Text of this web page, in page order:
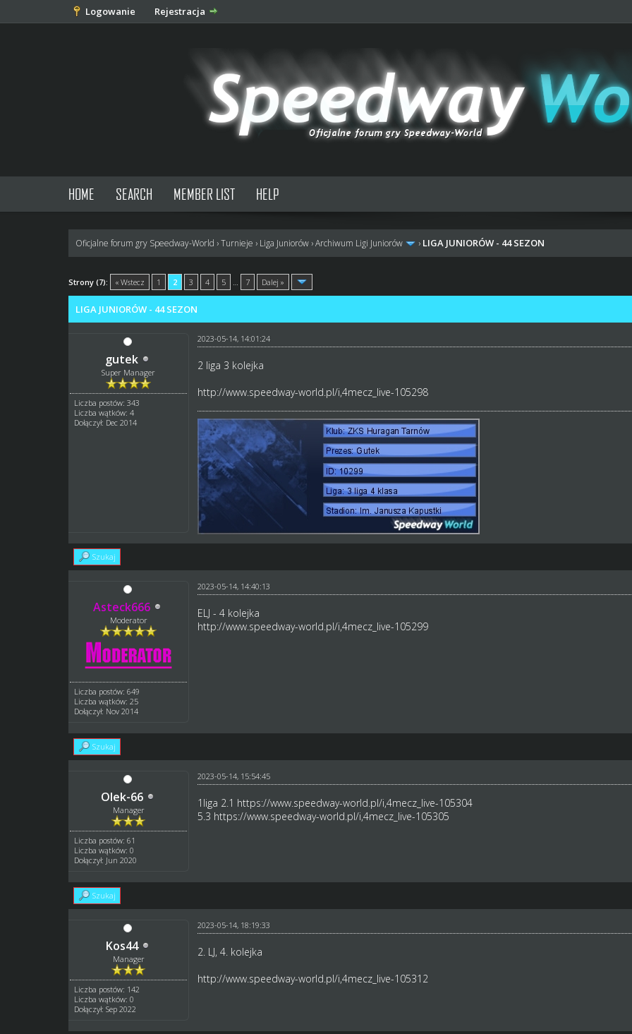
Logowanie Rejestracja
HOME SEARCH MEMBER LIST HELP
Oficjalne forum gry Speedway-World ›Turnieje › Liga Juniorów ›Archiwum Ligi Juniorów › LIGA JUNIORÓW - 44 SEZON
Strony (7): « Wstecz 1 2 3 4 5 7 Dalej »
głosów - średnia: 5
LIGA JUNIORÓW - 44 SEZON
gutek
Super Manager
Liczba postów: 343
Liczba wątków: 4
Dołączył: Dec 2014
2023-05-14, 14:01:24
2 liga 3 kolejka
http://www.speedway-world.pl/i,4mecz_live-105298
Szukaj
Asteck666
Moderator
Liczba postów: 649
Liczba wątków: 25
Dołączył: Nov 2014
2023-05-14, 14:40:13
ELJ - 4 kolejka
http://www.speedway-world.pl/i,4mecz_live-105299
Szukaj
Olek-66
Manager
Liczba postów: 61
Liczba wątków: 0
Dołączył: Jun 2020
2023-05-14, 15:54:45
1liga 2.1 https://www.speedway-world.pl/i,4mecz_live-105304
5.3 https://www.speedway-world.pl/i,4mecz_live-105305
Szukaj
Kos44
Manager
Liczba postów: 142
Liczba wątków: 0
Dołączył: Sep 2022
2023-05-14, 18:19:33
2. LJ, 4. kolejka
http://www.speedway-world.pl/i,4mecz_live-105312